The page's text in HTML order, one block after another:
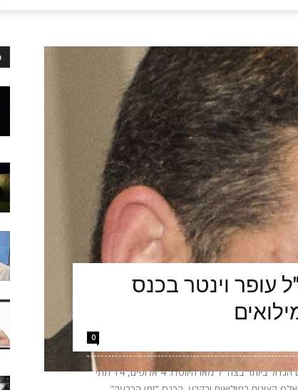
עופר וינטר בכנס
0
הערב יתקיים באקספו ביתן 2 בתל אביב כנס הקצינים הגדול ביותר בצה״ל מאז היווסדו: 4 אלופים, 14 תתי